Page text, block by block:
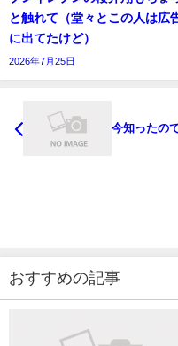
と触れて（堂々とこの人は広
に出てたけど）
2026年7月25日
今知ったの
おすすめの記事